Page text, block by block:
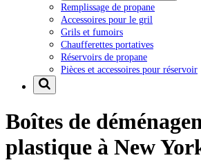
Remplissage de propane
Accessoires pour le gril
Grils et fumoirs
Chaufferettes portatives
Réservoirs de propane
Pièces et accessoires pour réservoir
Boîtes de
plastique à New